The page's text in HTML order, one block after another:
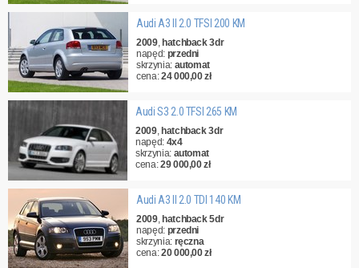
Audi A3 II 2.0 TFSI 200 KM
2009, hatchback 3dr
napęd: przedni
skrzynia: automat
cena:24 000,00 zł
Audi S3 2.0 TFSI 265 KM
2009, hatchback 3dr
napęd: 4x4
skrzynia: automat
cena:29 000,00 zł
Audi A3 II 2.0 TDI 140 KM
2009, hatchback 5dr
napęd: przedni
skrzynia: ręczna
cena:20 000,00 zł